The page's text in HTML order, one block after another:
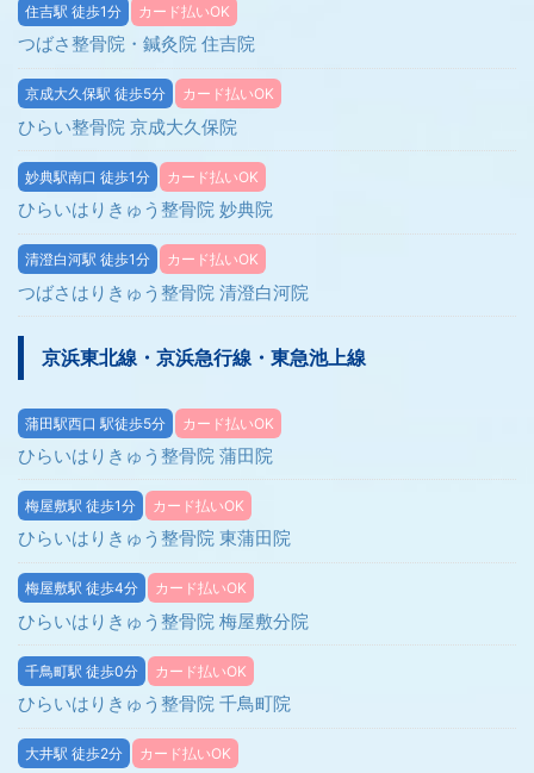
住吉駅 徒歩1分 カード払いOK
つばさ整骨院・鍼灸院 住吉院
京成大久保駅 徒歩5分 カード払いOK
ひらい整骨院 京成大久保院
妙典駅南口 徒歩1分 カード払いOK
ひらいはりきゅう整骨院 妙典院
清澄白河駅 徒歩1分 カード払いOK
つばさはりきゅう整骨院 清澄白河院
京浜東北線・京浜急行線・東急池上線
蒲田駅西口 駅徒歩5分 カード払いOK
ひらいはりきゅう整骨院 蒲田院
梅屋敷駅 徒歩1分 カード払いOK
ひらいはりきゅう整骨院 東蒲田院
梅屋敷駅 徒歩4分 カード払いOK
ひらいはりきゅう整骨院 梅屋敷分院
千鳥町駅 徒歩0分 カード払いOK
ひらいはりきゅう整骨院 千鳥町院
大井駅 徒歩2分 カード払いOK